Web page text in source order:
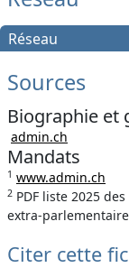
Réseau
Sources
Biographie et
admin.ch
Mandats
1 www.admin.ch
2 PDF liste 2025
extra-
Citer cette